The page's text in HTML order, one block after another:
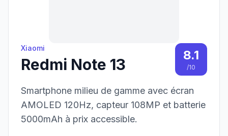
Xiaomi
Redmi Note 13
8.1
/10
Smartphone milieu de gamme avec écran
AMOLED 120Hz, capteur 108MP et batterie
5000mAh à prix accessible.